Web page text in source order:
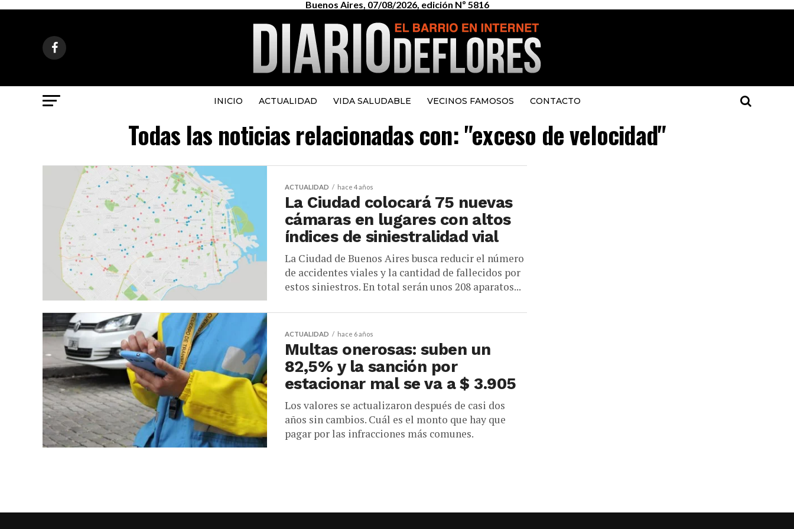
Buenos Aires, 07/08/2026, edición Nº 5816
INICIO ACTUALIDAD VIDA SALUDABLE VECINOS FAMOSOS CONTACTO
Todas las noticias relacionadas con: "exceso de velocidad"
ACTUALIDAD hace 4 años
La Ciudad colocará 75 nuevas
cámaras en lugares con altos
índices de siniestralidad vial
La Ciudad de Buenos Aires busca reducir el número
de accidentes viales y la cantidad de fallecidos por
estos siniestros. En total serán unos 208 aparatos...
ACTUALIDAD hace 6 años
Multas onerosas: suben un
82,5% y la sanción por
estacionar mal se va a $ 3.905
Los valores se actualizaron después de casi dos
años sin cambios. Cuál es el monto que hay que
pagar por las infracciones más comunes.